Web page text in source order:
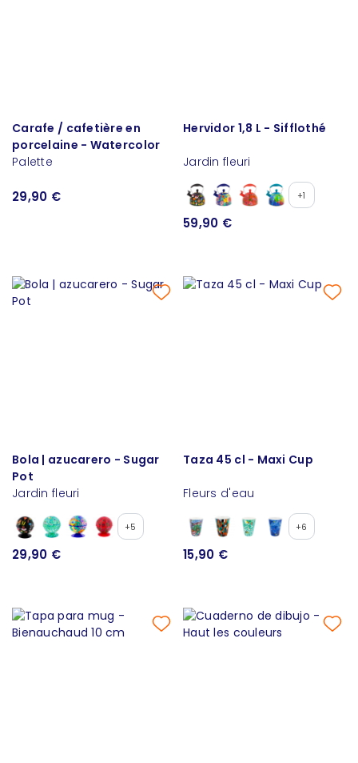
Carafe / cafetière en
porcelaine - Watercolor
Palette
29,90 €
Hervidor 1,8 L - Sifflothé
Jardin fleuri
+1
59,90 €
Bola | azucarero - Sugar
Pot
Jardin fleuri
+5
29,90 €
Taza 45 cl - Maxi Cup
Fleurs d'eau
+6
15,90 €